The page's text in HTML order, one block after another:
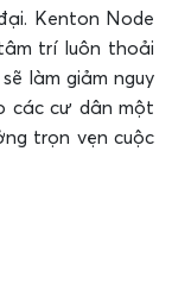
Kenton Node
trí luôn thoải
làm giảm nguy
các cư dân một
trọn vẹn cuộc